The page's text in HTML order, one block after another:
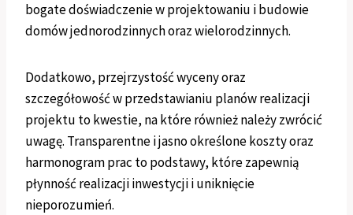
bogate doświadczenie w projektowaniu i budowie
domów jednorodzinnych oraz wielorodzinnych.
Dodatkowo, przejrzystość wyceny oraz
szczegółowość w przedstawianiu planów realizacji
projektu to kwestie, na które również należy zwrócić
uwagę. Transparentne i jasno określone koszty oraz
harmonogram prac to podstawy, które zapewnią
płynność realizacji inwestycji i uniknięcie
nieporozumień.